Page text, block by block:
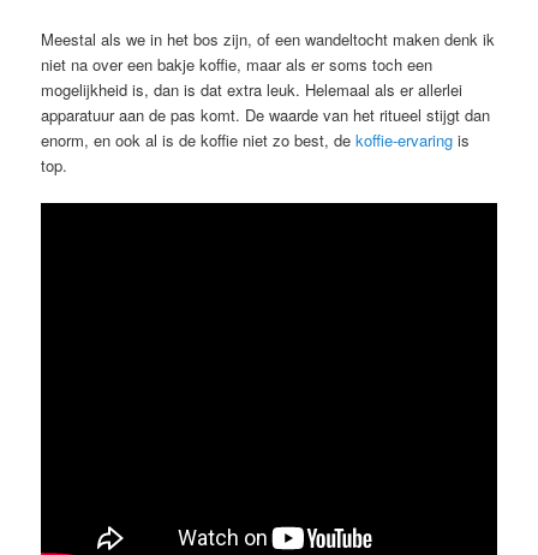
Meestal als we in het bos zijn, of een wandeltocht maken denk ik
niet na over een bakje koffie, maar als er soms toch een
mogelijkheid is, dan is dat extra leuk. Helemaal als er allerlei
apparatuur aan de pas komt. De waarde van het ritueel stijgt dan
enorm, en ook al is de koffie niet zo best, dekoffie-ervaring is
top.